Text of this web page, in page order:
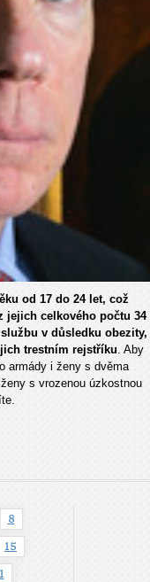
od 17 do 24 let, což
jejich celkového počtu 34
v důsledku obezity,
trestním rejstříku. Aby
armády i ženy s dvěma
s vrozenou úzkostnou
8
15